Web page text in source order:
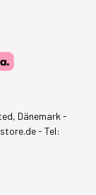
Dänemark -
- Tel: